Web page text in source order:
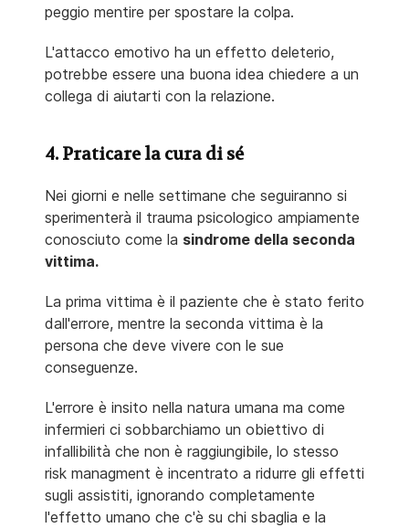
peggio mentire per spostare la colpa.
L'attacco emotivo ha un effetto deleterio,
potrebbe essere una buona idea chiedere a un
collega di aiutarti con la relazione.
4. Praticare la cura di sé
Nei giorni e nelle settimane che seguiranno si
sperimenterà il trauma psicologico ampiamente
conosciuto come la sindrome della seconda
vittima.
La prima vittima è il paziente che è stato ferito
dall'errore, mentre la seconda vittima è la
persona che deve vivere con le sue
conseguenze.
L'errore è insito nella natura umana ma come
infermieri ci sobbarchiamo un obiettivo di
infallibilità che non è raggiungibile, lo stesso
risk managment è incentrato a ridurre gli effetti
sugli assistiti, ignorando completamente
l'effetto umano che c'è su chi sbaglia e la